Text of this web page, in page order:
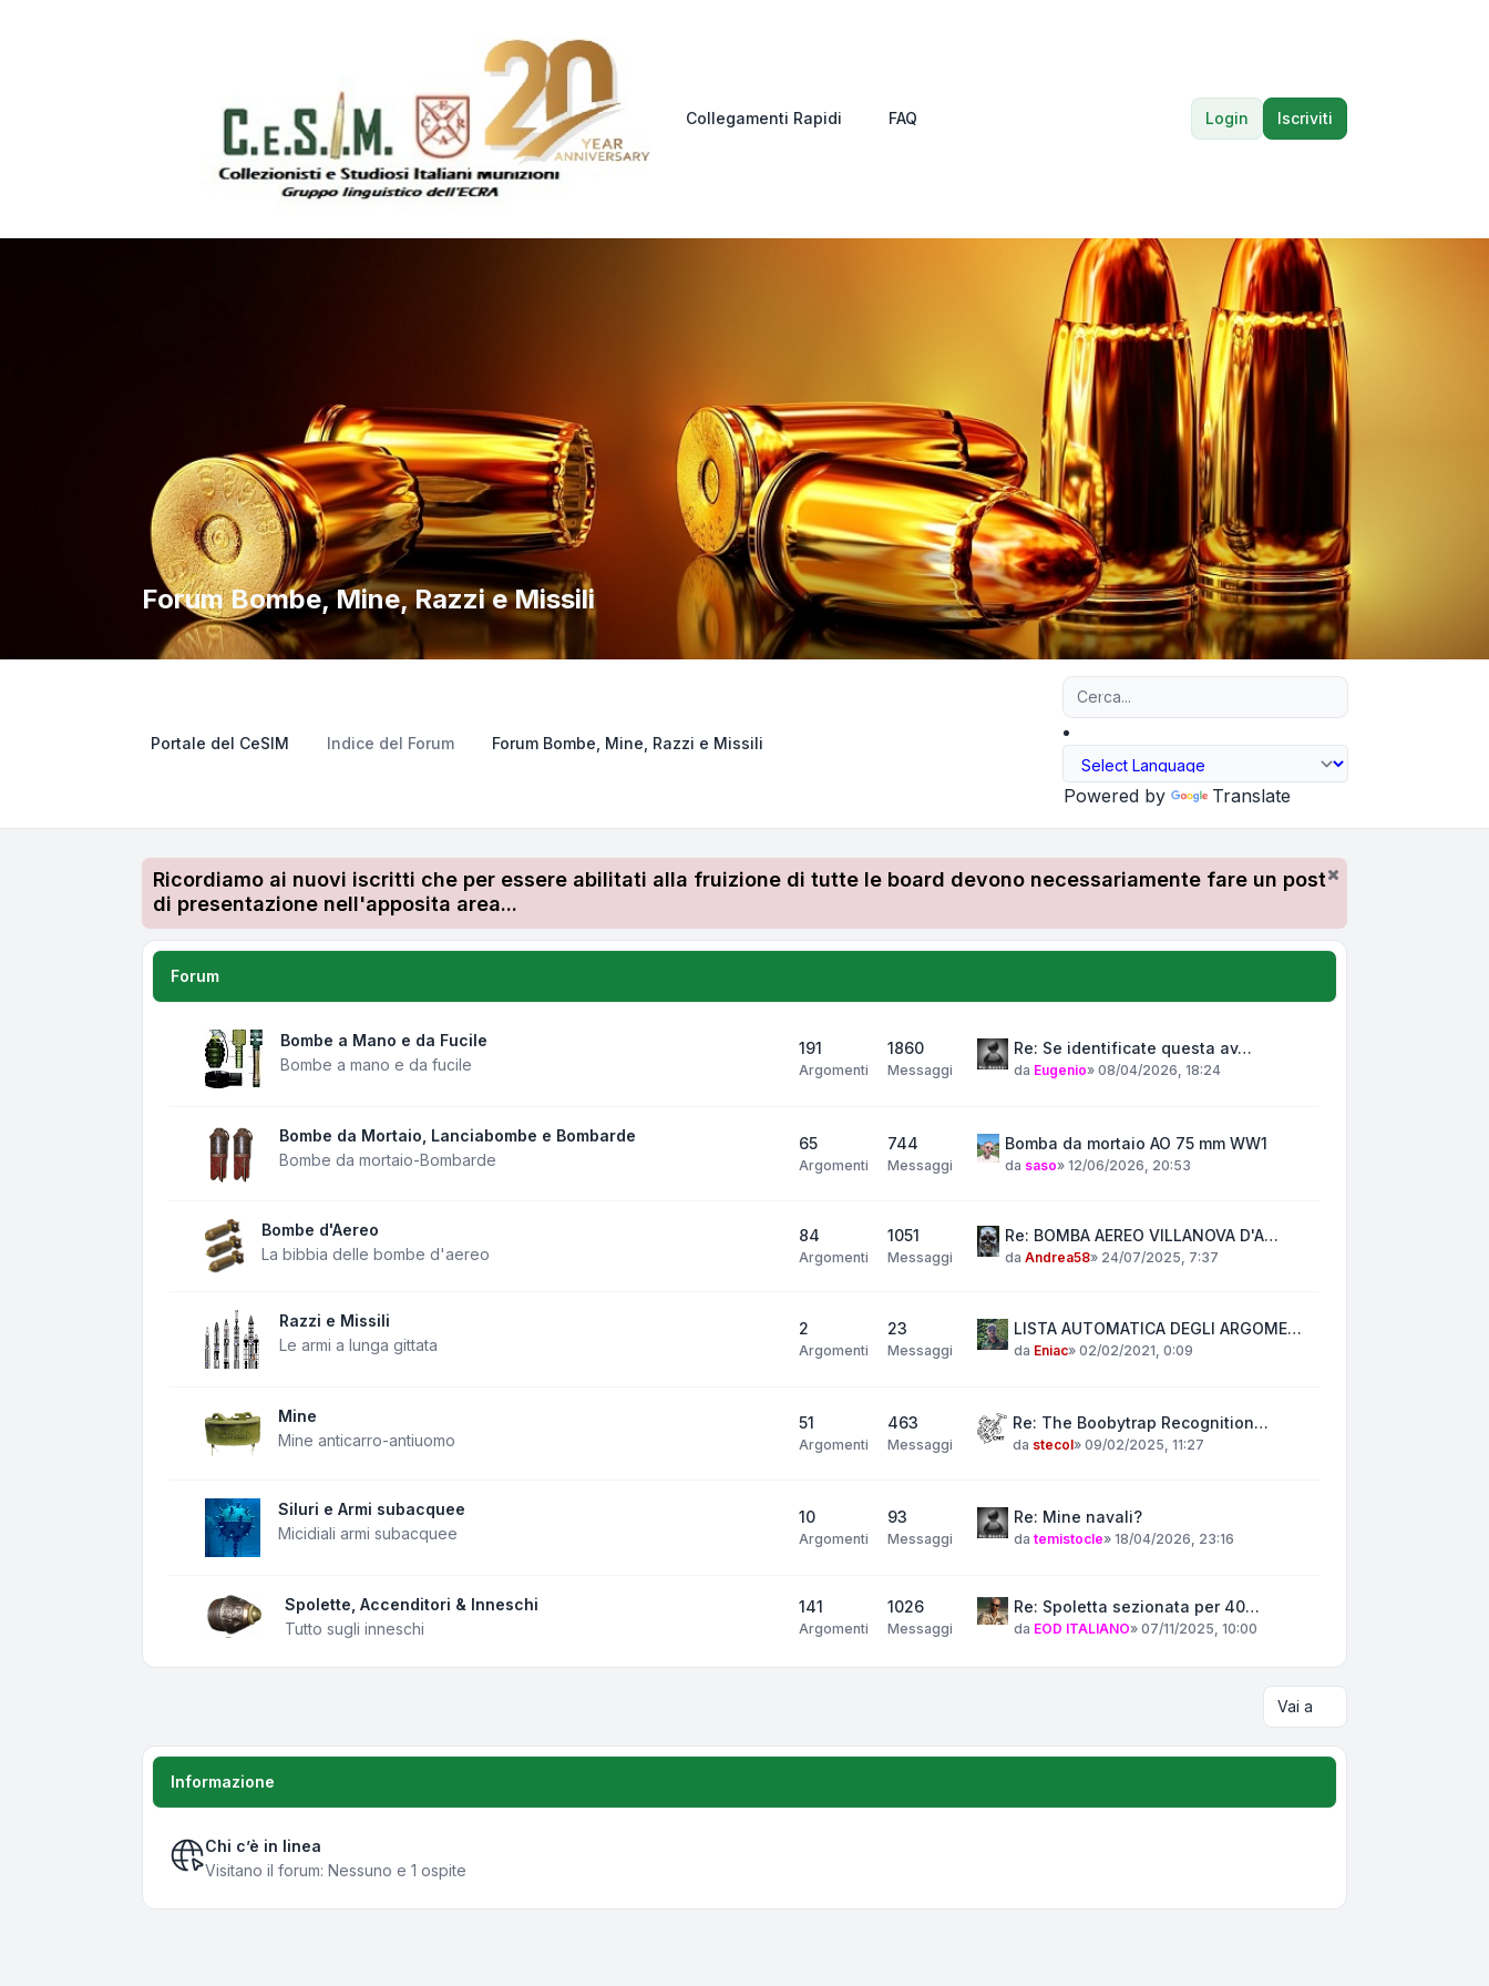
Collegamenti Rapidi FAQ Login Iscriviti
Forum Bombe, Mine, Razzi e Missili
Portale del CeSIM Indice del Forum Forum Bombe, Mine, Razzi e Missili
Powered by Translate
Ricordiamo ai nuovi iscritti che per essere abilitati alla fruizione di tutte le board devono necessariamente fare un post
di presentazione nell'apposita area...
Forum
Bombe a Mano e da Fucile
Bombe a mano e da fucile
191
Argomenti
1860
Messaggi
Re: Se identificate questa av…
da Eugenio» 08/04/2026, 18:24
Bombe da Mortaio, Lanciabombe e Bombarde
Bombe da mortaio-Bombarde
65
Argomenti
744
Messaggi
Bomba da mortaio AO 75 mm WW1
da saso» 12/06/2026, 20:53
Bombe d'Aereo
La bibbia delle bombe d'aereo
84
Argomenti
1051
Messaggi
Re: BOMBA AEREO VILLANOVA D'A…
da Andrea58» 24/07/2025, 7:37
Razzi e Missili
Le armi a lunga gittata
2
Argomenti
23
Messaggi
LISTA AUTOMATICA DEGLI ARGOME…
da Eniac» 02/02/2021, 0:09
Mine
Mine anticarro-antiuomo
51
Argomenti
463
Messaggi
Re: The Boobytrap Recognition…
da stecol» 09/02/2025, 11:27
Siluri e Armi subacquee
Micidiali armi subacquee
10
Argomenti
93
Messaggi
Re: Mine navali?
da temistocle» 18/04/2026, 23:16
Spolette, Accenditori & Inneschi
Tutto sugli inneschi
141
Argomenti
1026
Messaggi
Re: Spoletta sezionata per 40…
da EOD ITALIANO» 07/11/2025, 10:00
Vai a
Informazione
Chi c’è in linea
Visitano il forum: Nessuno e 1 ospite